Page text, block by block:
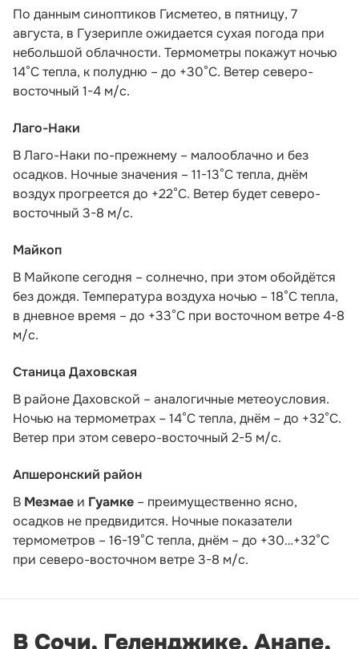
По данным синоптиков Гисметео, в пятницу, 7
августа, в Гузерипле ожидается сухая погода при
небольшой облачности. Термометры покажут ночью
14°С тепла, к полудню – до +30°С. Ветер северо-
восточный 1-4 м/с.
Лаго-Наки
В Лаго-Наки по-прежнему – малооблачно и без
осадков. Ночные значения – 11-13°С тепла, днём
воздух прогреется до +22°С. Ветер будет северо-
восточный 3-8 м/с.
Майкоп
В Майкопе сегодня – солнечно, при этом обойдётся
без дождя. Температура воздуха ночью – 18°С тепла,
в дневное время – до +33°С при восточном ветре 4-8
м/с.
Станица Даховская
В районе Даховской – аналогичные метеоусловия.
Ночью на термометрах – 14°C тепла, днём – до +32°C.
Ветер при этом северо-восточный 2-5 м/с.
Апшеронский район
В Мезмае и Гуамке – преимущественно ясно,
осадков не предвидится. Ночные показатели
термометров – 16-19°С тепла, днём – до +30…+32°С
при северо-восточном ветре 3-8 м/с.
В Сочи, Геленджике, Анапе,